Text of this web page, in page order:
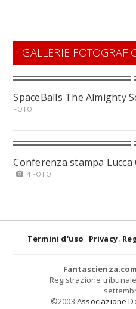
GALLERIE
SpaceBalls The Almighty
FOTO
Conferenza stampa Lucca
4 FOTO
Termini d'uso Privacy
Fantascienza.com
Registrazione
©2003 Associazione